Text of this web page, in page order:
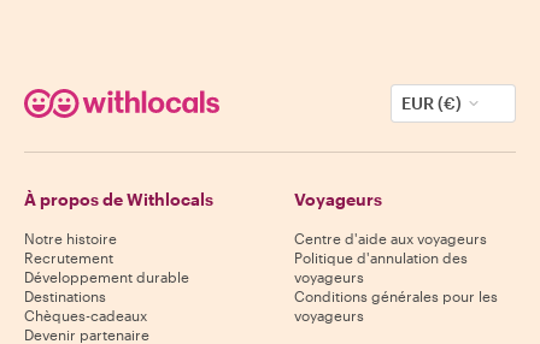
EUR (€)
À propos de Withlocals
Notre histoire
Recrutement
Développement durable
Destinations
Chèques-cadeaux
Devenir partenaire
Voyageurs
Centre d'aide aux voyageurs
Politique d'annulation des
voyageurs
Conditions générales pour les
voyageurs